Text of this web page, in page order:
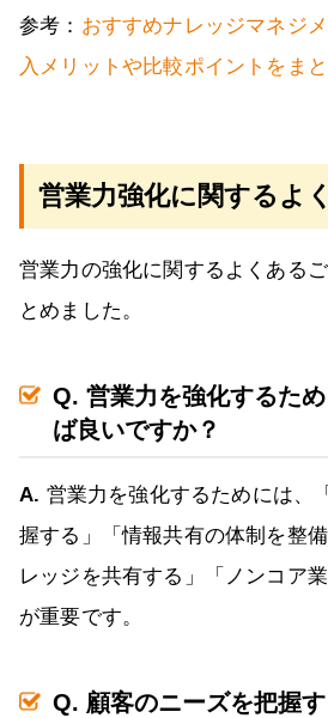
参考： おすすめナレッジマネジ
入メリットや比較ポイントをま
営業力強化に関するよ
営業力の強化に関するよくある
とめました。
Q. 営業力を強化するた
ば良いですか？
A. 営業力を強化するためには、
握する」「情報共有の体制を整
レッジを共有する」「ノンコア
が重要です。
Q. 顧客のニーズを把握